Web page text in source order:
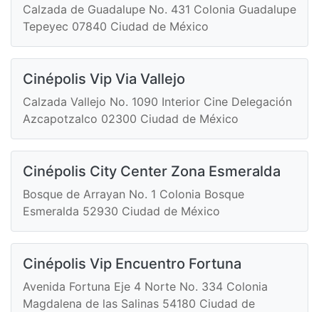
Calzada de Guadalupe No. 431 Colonia Guadalupe
Tepeyec 07840 Ciudad de México
Cinépolis Vip Via Vallejo
Calzada Vallejo No. 1090 Interior Cine Delegación
Azcapotzalco 02300 Ciudad de México
Cinépolis City Center Zona Esmeralda
Bosque de Arrayan No. 1 Colonia Bosque
Esmeralda 52930 Ciudad de México
Cinépolis Vip Encuentro Fortuna
Avenida Fortuna Eje 4 Norte No. 334 Colonia
Magdalena de las Salinas 54180 Ciudad de